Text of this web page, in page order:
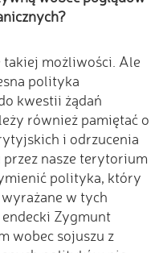
takiej możliwości. Ale
polityka
kwestii żądań
również pamiętać o
i odrzucenia
nasze terytorium
polityka, który
w tych
Zygmunt
wobec sojuszu z